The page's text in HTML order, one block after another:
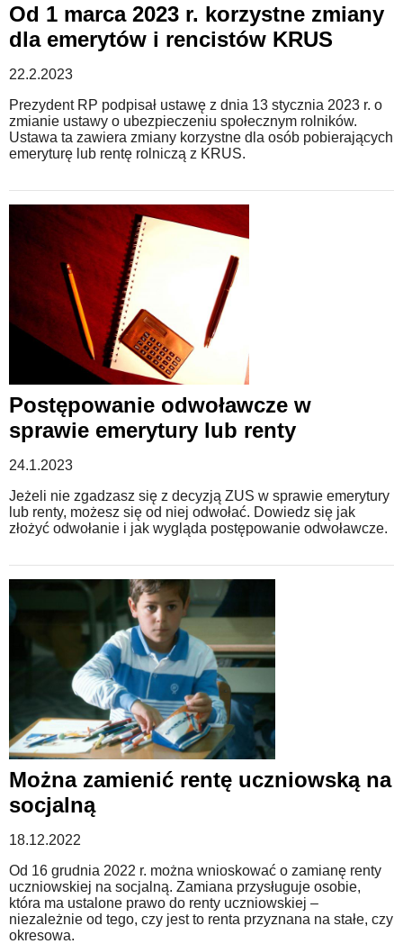
Od 1 marca 2023 r. korzystne zmiany
dla emerytów i rencistów KRUS
22.2.2023
Prezydent RP podpisał ustawę z dnia 13 stycznia 2023 r. o
zmianie ustawy o ubezpieczeniu społecznym rolników.
Ustawa ta zawiera zmiany korzystne dla osób pobierających
emeryturę lub rentę rolniczą z KRUS.
Postępowanie odwoławcze w
sprawie emerytury lub renty
24.1.2023
Jeżeli nie zgadzasz się z decyzją ZUS w sprawie emerytury
lub renty, możesz się od niej odwołać. Dowiedz się jak
złożyć odwołanie i jak wygląda postępowanie odwoławcze.
Można zamienić rentę uczniowską na
socjalną
18.12.2022
Od 16 grudnia 2022 r. można wnioskować o zamianę renty
uczniowskiej na socjalną. Zamiana przysługuje osobie,
która ma ustalone prawo do renty uczniowskiej –
niezależnie od tego, czy jest to renta przyznana na stałe, czy
okresowa.